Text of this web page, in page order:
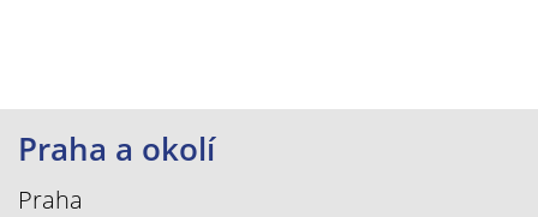
Praha a okolí
Praha